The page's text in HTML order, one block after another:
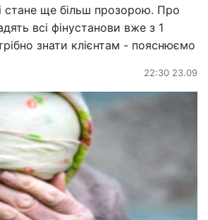
стане ще більш прозорою. Про
всі фінустанови вже з 1
знати клієнтам - пояснюємо
22:30 23.09